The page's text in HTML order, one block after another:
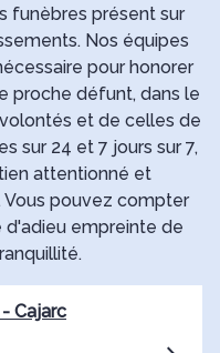
funèbres présent sur
Nos équipes
pour honorer
proche défunt, dans le
et de celles de
sur 24 et 7 jours sur 7,
attentionné et
Vous pouvez compter
d'adieu empreinte de
Cajarc